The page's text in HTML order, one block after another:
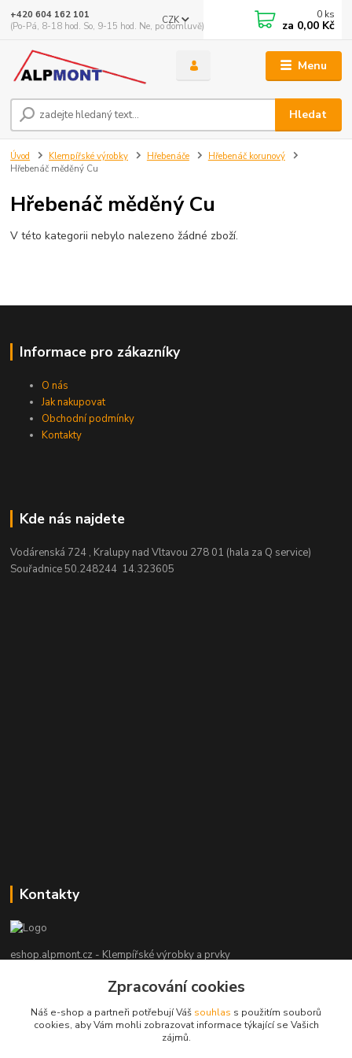
Menu
CZK
Hledat
+420 604 162 101
(Po-Pá, 8-18 hod. So, 9-15 hod. Ne, po domluvě)
0 ks
za 0,00 Kč
Úvod Klempířské výrobky Hřebenáče
Hřebenáč korunový
Hřebenáč měděný Cu
Hřebenáč měděný Cu
V této kategorii nebylo nalezeno žádné zboží.
Informace pro zákazníky
O nás
Jak nakupovat
Obchodní podmínky
Kontakty
Kde nás najdete
Vodárenská 724 , Kralupy nad Vltavou 278 01 (hala za Q service)
Souřadnice 50.248244 14.323605
Kontakty
eshop.alpmont.cz - Klempířské výrobky a prvky
+420 604 162 101
(Po-Pá, 8-18 hod. So, 9-15 hod. Ne, po domluvě)
Zpracování cookies
Náš e-shop a partneři potřebují Váš souhlas s použitím souborů
cookies, aby Vám mohli zobrazovat informace týkající se Vašich
zájmů.